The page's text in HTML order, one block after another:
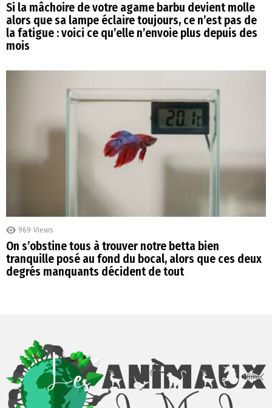
Si la mâchoire de votre agame barbu devient molle
alors que sa lampe éclaire toujours, ce n’est pas de
la fatigue : voici ce qu’elle n’envoie plus depuis des
mois
969 Views
On s’obstine tous à trouver notre betta bien
tranquille posé au fond du bocal, alors que ces deux
degrés manquants décident de tout